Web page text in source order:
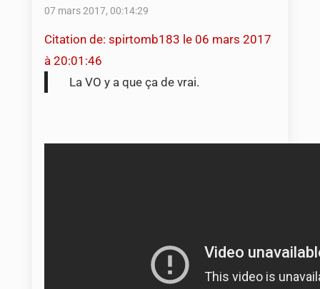
07 mars 2017, 00:14:29
Citation de: spirtomb183 le 06 mars 2017
à 20:01:46
La VO y a que ça de vrai.